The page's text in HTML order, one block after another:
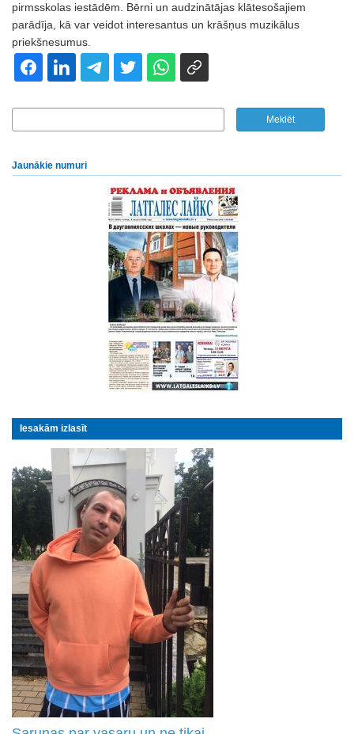
pirmsskolas iestādēm. Bērni un audzinātājas klātesošajiem
parādīja, kā var veidot interesantus un krāšņus muzikālus
priekšnesumus.
Jaunākie numuri
Iesakām izlasīt